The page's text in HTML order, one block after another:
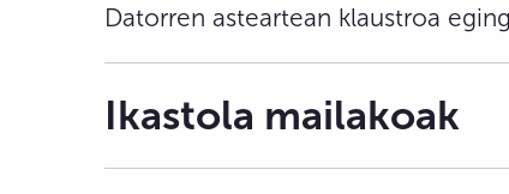
Datorren asteartean klaustroa
Ikastola mailakoak